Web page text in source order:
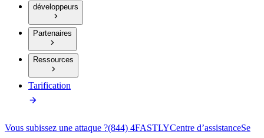
développeurs
Partenaires
Ressources
Tarification
Vous subissez une attaque ?(844) 4FASTLYCentre d’assistanceSe